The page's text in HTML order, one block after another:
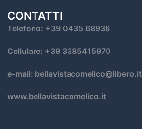
CONTATTI
Telefono: +39 0435 68936
Cellulare: +39 3385415970
e-mail: bellavistacomelico@libero.it
www.bellavistacomelico.it